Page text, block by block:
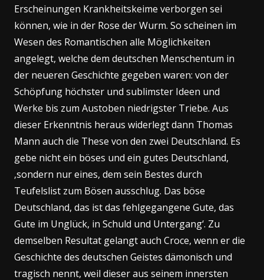
Erscheinungen Krankheitskeime verborgen sei
können, wie in der Rose der Wurm. So scheinen im
Wesen des Romantischen alle Möglichkeiten
angelegt, welche dem deutschen Menschentum in
der neueren Geschichte gegeben waren: von der
Schöpfung höchster und sublimster Ideen und
Werke bis zum Austoben niedrigster Triebe. Aus
dieser Erkenntnis heraus widerlegt dann Thomas
Mann auch die These von den zwei Deutschland. Es
gebe nicht ein böses und ein gutes Deutschland,
‚sondern nur eines, dem sein Bestes durch
Teufelslist zum Bösen ausschlug. Das böse
Deutschland, das ist das fehlgegangene Gute, das
Gute im Unglück, in Schuld und Untergang‘. Zu
demselben Resultat gelangt auch Croce, wenn er die
Geschichte des deutschen Geistes dämonisch und
tragisch nennt, weil dieser aus seinem innersten